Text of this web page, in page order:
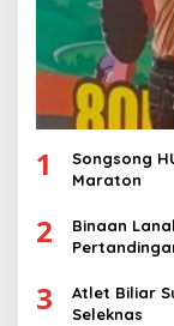
1
Songsong
Maraton
2
Binaan
3
Atlet Biliar
Seleknas